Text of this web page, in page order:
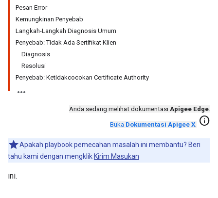
Pesan Error
Kemungkinan Penyebab
Langkah-Langkah Diagnosis Umum
Penyebab: Tidak Ada Sertifikat Klien
Diagnosis
Resolusi
Penyebab: Ketidakcocokan Certificate Authority
Anda sedang melihat dokumentasi Apigee Edge.
Buka Dokumentasi Apigee X. info
Apakah playbook pemecahan masalah ini membantu? Beri
tahu kami dengan mengklik Kirim Masukan
ini.